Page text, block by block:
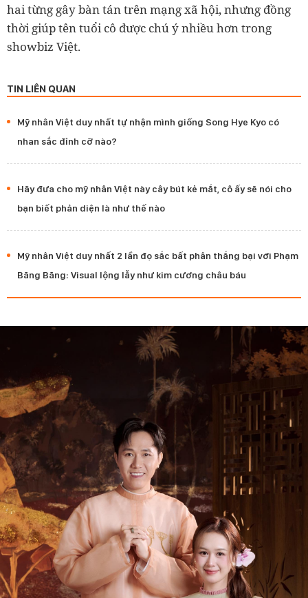
hai từng gây bàn tán trên mạng xã hội, nhưng đồng
thời giúp tên tuổi cô được chú ý nhiều hơn trong
showbiz Việt.
TIN LIÊN QUAN
Mỹ nhân Việt duy nhất tự nhận mình giống Song Hye Kyo có
nhan sắc đỉnh cỡ nào?
Hãy đưa cho mỹ nhân Việt này cây bút kẻ mắt, cô ấy sẽ nói cho
bạn biết phản diện là như thế nào
Mỹ nhân Việt duy nhất 2 lần đọ sắc bất phân thắng bại với Phạm
Băng Băng: Visual lộng lẫy như kim cương châu báu